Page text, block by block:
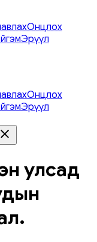
Онцлох
Эрүүл
Онцлох
Эрүүл
улсад